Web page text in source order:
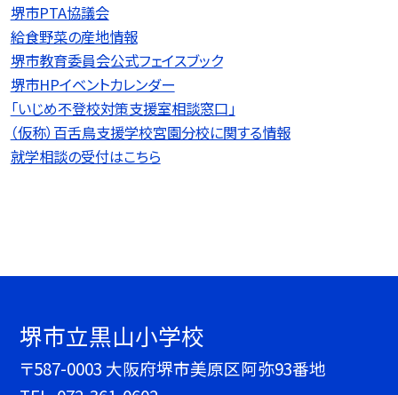
堺市PTA協議会
給食野菜の産地情報
堺市教育委員会公式フェイスブック
堺市HPイベントカレンダー
「いじめ不登校対策支援室相談窓口」
（仮称）百舌鳥支援学校宮園分校に関する情報
就学相談の受付はこちら
堺市立黒山小学校
〒587-0003 大阪府堺市美原区阿弥93番地